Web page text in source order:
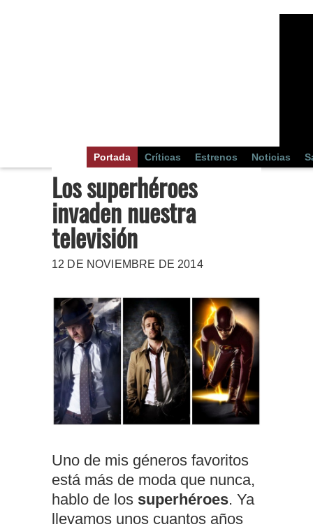
Portada Críticas Estrenos Noticias
Los superhéroes
invaden nuestra
televisión
12 DE NOVIEMBRE DE 2014
Uno de mis géneros favoritos
está más de moda que nunca,
hablo de los superhéroes. Ya
llevamos unos cuantos años